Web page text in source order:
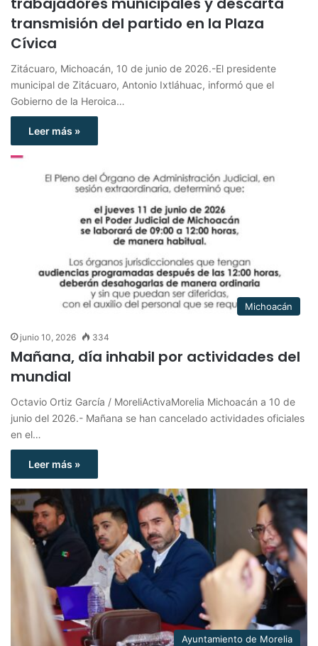
transmisión del partido en la Plaza
Cívica
Zitácuaro, Michoacán, 10 de junio de 2026.-El presidente
municipal de Zitácuaro, Antonio Ixtláhuac, informó que el
Gobierno de la Heroica…
Leer más »
Michoacán
junio 10, 2026 334
Mañana, día inhabil por actividades del
mundial
Octavio Ortiz García / MoreliActivaMorelia Michoacán a 10 de
junio del 2026.- Mañana se han cancelado actividades oficiales
en el…
Leer más »
Ayuntamiento de Morelia